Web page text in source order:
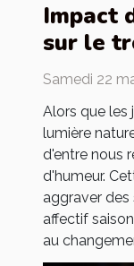
Impact
sur le
Samedi 22
Alors que les
lumière
d'entre nous
d'humeur.
aggraver
affectif
au